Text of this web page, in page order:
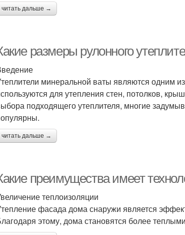
читать дальше →
размеры рулонного
минеральной ваты являются одним
для утепления стен, потолков,
подходящего утеплителя, многие
читать дальше →
преимущества имеет
теплоизоляции
фасада дома снаружи является
этому, дома становятся более